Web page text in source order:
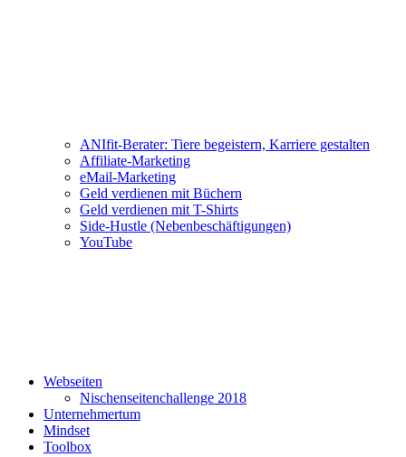
ANIfit-Berater: Tiere begeistern, Karriere gestalten
Affiliate-Marketing
eMail-Marketing
Geld verdienen mit Büchern
Geld verdienen mit T-Shirts
Side-Hustle (Nebenbeschäftigungen)
YouTube
Webseiten
Nischenseitenchallenge 2018
Unternehmertum
Mindset
Toolbox